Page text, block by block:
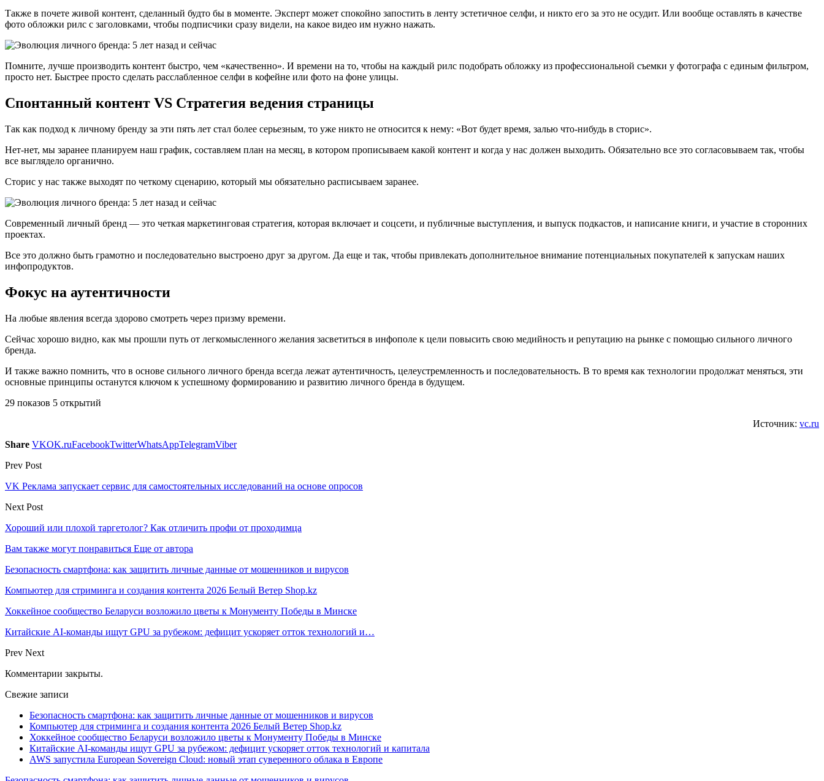
Также в почете живой контент, сделанный будто бы в моменте. Эксперт может спокойно запостить в ленту эстетичное селфи, и никто его за это не осудит. Или вообще оставлять в качестве
фото обложки рилс с заголовками, чтобы подписчики сразу видели, на какое видео им нужно нажать.
Помните, лучше производить контент быстро, чем «качественно». И времени на то, чтобы на каждый рилс подобрать обложку из профессиональной съемки у фотографа с единым фильтром,
просто нет. Быстрее просто сделать расслабленное селфи в кофейне или фото на фоне улицы.
Спонтанный контент VS Стратегия ведения страницы
Так как подход к личному бренду за эти пять лет стал более серьезным, то уже никто не относится к нему: «Вот будет время, залью что-нибудь в сторис».
Нет-нет, мы заранее планируем наш график, составляем план на месяц, в котором прописываем какой контент и когда у нас должен выходить. Обязательно все это согласовываем так, чтобы
все выглядело органично.
Сторис у нас также выходят по четкому сценарию, который мы обязательно расписываем заранее.
Современный личный бренд — это четкая маркетинговая стратегия, которая включает и соцсети, и публичные выступления, и выпуск подкастов, и написание книги, и участие в сторонних
проектах.
Все это должно быть грамотно и последовательно выстроено друг за другом. Да еще и так, чтобы привлекать дополнительное внимание потенциальных покупателей к запускам наших
инфопродуктов.
Фокус на аутентичности
На любые явления всегда здорово смотреть через призму времени.
Сейчас хорошо видно, как мы прошли путь от легкомысленного желания засветиться в инфополе к цели повысить свою медийность и репутацию на рынке с помощью сильного личного
бренда.
И также важно помнить, что в основе сильного личного бренда всегда лежат аутентичность, целеустремленность и последовательность. В то время как технологии продолжат меняться, эти
основные принципы останутся ключом к успешному формированию и развитию личного бренда в будущем.
29 показов 5 открытий
Источник: vc.ru
Share VKOK.ruFacebookTwitterWhatsAppTelegramViber
Prev Post
VK Реклама запускает сервис для самостоятельных исследований на основе опросов
Next Post
Хороший или плохой таргетолог? Как отличить профи от проходимца
Вам также могут понравиться Еще от автора
Безопасность смартфона: как защитить личные данные от мошенников и вирусов
Компьютер для стриминга и создания контента 2026 Белый Ветер Shop.kz
Хоккейное сообщество Беларуси возложило цветы к Монументу Победы в Минске
Китайские AI-команды ищут GPU за рубежом: дефицит ускоряет отток технологий и…
Prev Next
Комментарии закрыты.
Свежие записи
Безопасность смартфона: как защитить личные данные от мошенников и вирусов
Компьютер для стриминга и создания контента 2026 Белый Ветер Shop.kz
Хоккейное сообщество Беларуси возложило цветы к Монументу Победы в Минске
Китайские AI-команды ищут GPU за рубежом: дефицит ускоряет отток технологий и капитала
AWS запустила European Sovereign Cloud: новый этап суверенного облака в Европе